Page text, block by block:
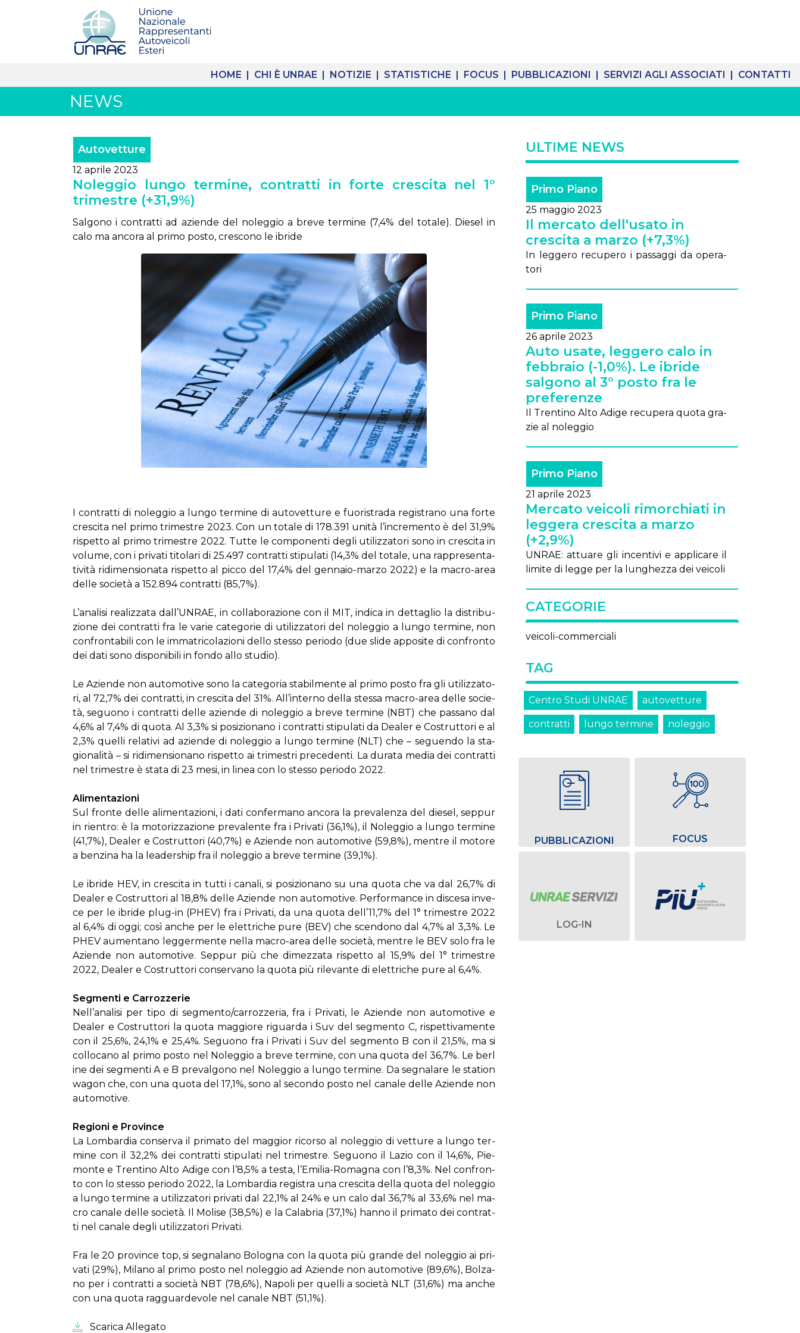
HOME | CHI È UNRAE | NOTIZIE | STATISTICHE | FOCUS | PUBBLICAZIONI | SERVIZI AGLI ASSOCIATI | CONTATTI
NEWS
Autovetture
12 aprile 2023
Noleggio lungo termine, contratti in forte crescita nel 1°
trimestre (+31,9%)
Salgono i contratti ad aziende del noleggio a breve termine (7,4% del totale). Diesel in
calo ma ancora al primo posto, crescono le ibride
I con­trat­ti di no­leg­gio a lun­go ter­mi­ne di au­to­vet­tu­re e fuo­ri­stra­da re­gi­stra­no una for­te
cre­sci­ta nel pri­mo tri­me­stre 2023. Con un to­ta­le di 178.391 uni­tà l’in­cre­men­to è del 31,9%
ri­spet­to al pri­mo tri­me­stre 2022. Tut­te le com­po­nen­ti de­gli uti­liz­za­to­ri so­no in cre­sci­ta in
vo­lu­me, con i pri­va­ti ti­to­la­ri di 25.497 con­trat­ti sti­pu­la­ti (14,3% del to­ta­le, una rap­pre­sen­ta­
ti­vi­tà ri­di­men­sio­na­ta ri­spet­to al pic­co del 17,4% del gen­na­io-mar­zo 2022) e la ma­cro-area
del­le so­cie­tà a 152.894 con­trat­ti (85,7%).
L’a­na­li­si rea­liz­za­ta dal­l’UN­RAE, in col­la­bo­ra­zio­ne con il MIT, in­di­ca in det­ta­glio la di­stri­bu­
zio­ne dei con­trat­ti fra le va­rie ca­te­go­rie di uti­liz­za­to­ri del no­leg­gio a lun­go ter­mi­ne, non
con­fron­ta­bi­li con le im­ma­tri­co­la­zio­ni del­lo stes­so pe­rio­do (due sli­de ap­po­si­te di con­fron­to
dei da­ti so­no di­spo­ni­bi­li in fon­do al­lo stu­dio).
Le Azien­de non au­to­mo­ti­ve so­no la ca­te­go­ria sta­bil­men­te al pri­mo po­sto fra gli uti­liz­za­to­
ri, al 72,7% dei con­trat­ti, in cre­sci­ta del 31%. Al­l’in­ter­no del­la stes­sa ma­cro-area del­le so­cie­
tà, se­guo­no i con­trat­ti del­le azien­de di no­leg­gio a bre­ve ter­mi­ne (NBT) che pas­sa­no dal
4,6% al 7,4% di quo­ta. Al 3,3% si po­si­zio­na­no i con­trat­ti sti­pu­la­ti da Dea­ler e Co­strut­to­ri e al
2,3% quel­li re­la­ti­vi ad azien­de di no­leg­gio a lun­go ter­mi­ne (NLT) che – se­guen­do la sta­
gio­na­li­tà – si ri­di­men­sio­na­no ri­spet­to ai tri­me­stri pre­ce­den­ti. La du­ra­ta me­dia dei con­trat­ti
nel tri­me­stre è sta­ta di 23 me­si, in li­nea con lo stes­so pe­rio­do 2022.
Ali­men­ta­zio­ni
Sul fron­te del­le ali­men­ta­zio­ni, i da­ti con­fer­ma­no an­co­ra la pre­va­len­za del die­sel, sep­pur
in rien­tro: è la mo­to­riz­za­zio­ne pre­va­len­te fra i Pri­va­ti (36,1%), il No­leg­gio a lun­go ter­mi­ne
(41,7%), Dea­ler e Co­strut­to­ri (40,7%) e Azien­de non au­to­mo­ti­ve (59,8%), men­tre il mo­to­re
a ben­zi­na ha la lea­der­ship fra il no­leg­gio a bre­ve ter­mi­ne (39,1%).
Le ibri­de HEV, in cre­sci­ta in tut­ti i ca­na­li, si po­si­zio­na­no su una quo­ta che va dal 26,7% di
Dea­ler e Co­strut­to­ri al 18,8% del­le Azien­de non au­to­mo­ti­ve. Per­for­man­ce in di­sce­sa in­ve­
ce per le ibri­de plug-in (PHEV) fra i Pri­va­ti, da una quo­ta del­l’11,7% del 1° tri­me­stre 2022
al 6,4% di og­gi; co­sì an­che per le elet­tri­che pu­re (BEV) che scen­do­no dal 4,7% al 3,3%. Le
PHEV au­men­ta­no leg­ger­men­te nel­la ma­cro-area del­le so­cie­tà, men­tre le BEV so­lo fra le
Azien­de non au­to­mo­ti­ve. Sep­pur più che di­mez­za­ta ri­spet­to al 15,9% del 1° tri­me­stre
2022, Dea­ler e Co­strut­to­ri con­ser­va­no la quo­ta più ri­le­van­te di elet­tri­che pu­re al 6,4%.
Seg­men­ti e Car­roz­ze­rie
Nel­l’a­na­li­si per ti­po di seg­men­to/car­roz­ze­ria, fra i Pri­va­ti, le Azien­de non au­to­mo­ti­ve e
Dea­ler e Co­strut­to­ri la quo­ta mag­gio­re ri­guar­da i Suv del seg­men­to C, ri­spet­ti­va­men­te
con il 25,6%, 24,1% e 25,4%. Se­guo­no fra i Pri­va­ti i Suv del seg­men­to B con il 21,5%, ma si
col­lo­ca­no al pri­mo po­sto nel No­leg­gio a bre­ve ter­mi­ne, con una quo­ta del 36,7%. Le ber­l
i­ne dei seg­men­ti A e B pre­val­go­no nel No­leg­gio a lun­go ter­mi­ne. Da se­gna­la­re le sta­tion
wa­gon che, con una quo­ta del 17,1%, so­no al se­con­do po­sto nel ca­na­le del­le Azien­de non
au­to­mo­ti­ve.
Re­gio­ni e Pro­vin­ce
La Lom­bar­dia con­ser­va il pri­ma­to del mag­gior ri­cor­so al no­leg­gio di vet­tu­re a lun­go ter­
mi­ne con il 32,2% dei con­trat­ti sti­pu­la­ti nel tri­me­stre. Se­guo­no il La­zio con il 14,6%, Pie­
mon­te e Tren­ti­no Al­to Adi­ge con l’8,5% a te­sta, l’E­mi­lia-Ro­ma­gna con l’8,3%. Nel con­fron­
to con lo stes­so pe­rio­do 2022, la Lom­bar­dia re­gi­stra una cre­sci­ta del­la quo­ta del no­leg­gio
a lun­go ter­mi­ne a uti­liz­za­to­ri pri­va­ti dal 22,1% al 24% e un ca­lo dal 36,7% al 33,6% nel ma­
cro ca­na­le del­le so­cie­tà. Il Mo­li­se (38,5%) e la Ca­la­bria (37,1%) han­no il pri­ma­to dei con­trat­
ti nel ca­na­le de­gli uti­liz­za­to­ri Pri­va­ti.
Fra le 20 pro­vin­ce top, si se­gna­la­no Bo­lo­gna con la quo­ta più gran­de del no­leg­gio ai pri­
va­ti (29%), Mi­la­no al pri­mo po­sto nel no­leg­gio ad Azien­de non au­to­mo­ti­ve (89,6%), Bol­za­
no per i con­trat­ti a so­cie­tà NBT (78,6%), Na­po­li per quel­li a so­cie­tà NLT (31,6%) ma an­che
con una quo­ta rag­guar­de­vo­le nel ca­na­le NBT (51,1%).
Scarica Allegato
ULTIME NEWS
Primo Piano
25 maggio 2023
Il mercato dell'usato in
crescita a marzo (+7,3%)
In leg­ge­ro re­cu­pe­ro i pas­sag­gi da ope­ra­
to­ri
Primo Piano
26 aprile 2023
Auto usate, leggero calo in
febbraio (-1,0%). Le ibride
salgono al 3° posto fra le
preferenze
Il Tren­ti­no Al­to Adi­ge re­cu­pe­ra quo­ta gra­
zie al no­leg­gio
Primo Piano
21 aprile 2023
Mercato veicoli rimorchiati in
leggera crescita a marzo
(+2,9%)
UN­RAE: at­tua­re gli in­cen­ti­vi e ap­pli­ca­re il
li­mi­te di leg­ge per la lun­ghez­za dei vei­co­li
CATEGORIE
veicoli-commerciali
TAG
Centro Studi UNRAE autovetture
contratti lungo termine noleggio
PUBBLICAZIONI FOCUS
LOG-IN